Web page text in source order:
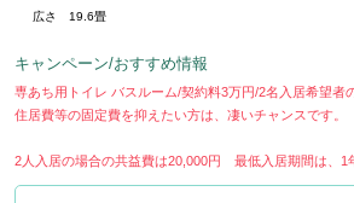
広さ 19.6畳
キャンペーン/おすすめ情報
専あち用トイレ バスルーム/契約料3万円/2名入居希望者
住居費等の固定費を抑えたい方は、凄いチャンスです。
2人入居の場合の共益費は20,000円 最低入居期間は、1